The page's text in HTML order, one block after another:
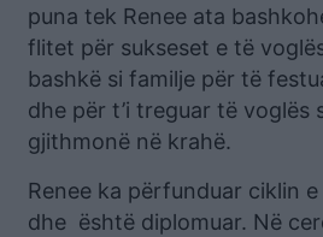
puna tek Renee ata
flitet për sukseset e të
bashkë si familje për të
dhe për t’i treguar të voglës
gjithmonë në krahë.
Renee ka përfunduar ciklin
dhe është diplomuar. Në